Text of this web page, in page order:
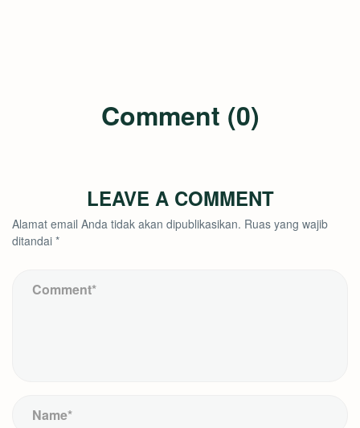
Comment (0)
LEAVE A COMMENT
Alamat email Anda tidak akan dipublikasikan. Ruas yang wajib
ditandai *